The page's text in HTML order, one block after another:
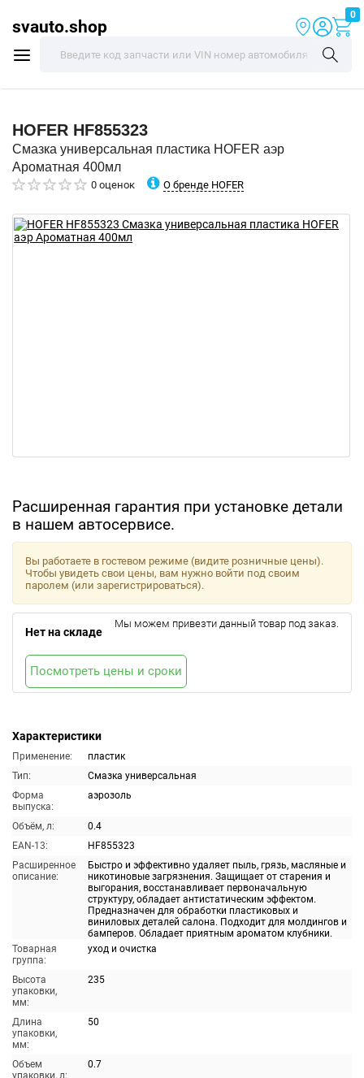
svauto.shop
0
HOFER HF855323
Смазка универсальная пластика HOFER аэр
Ароматная 400мл
0 оценок О бренде HOFER
Расширенная гарантия при установке детали
в нашем автосервисе.
Характеристики
Применение:
пластик
Тип:
Смазка универсальная
Форма
выпуска:
аэрозоль
Объём, л:
0.4
EAN-13:
HF855323
Расширенное
описание:
Быстро и эффективно удаляет пыль, грязь, масляные и
никотиновые загрязнения. Защищает от старения и
выгорания, восстанавливает первоначальную
структуру, обладает антистатическим эффектом.
Предназначен для обработки пластиковых и
виниловых деталей салона. Подходит для молдингов и
бамперов. Обладает приятным ароматом клубники.
Товарная
группа:
уход и очистка
Высота
упаковки,
мм:
235
Длина
упаковки,
мм:
50
Объем
упаковки, л:
0.7
Вы работаете в гостевом режиме (видите розничные цены).
Чтобы увидеть свои цены, вам нужно войти под своим
паролем (или зарегистрироваться).
Нет на складе
Мы можем привезти данный товар под заказ.
Посмотреть цены и сроки